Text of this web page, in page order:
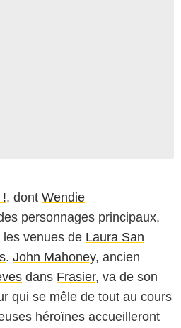
!, dont Wendie
personnages principaux,
venues de Laura San
. John Mahoney, ancien
dans Frasier, va de son
qui se mêle de tout au cours
héroïnes accueilleront